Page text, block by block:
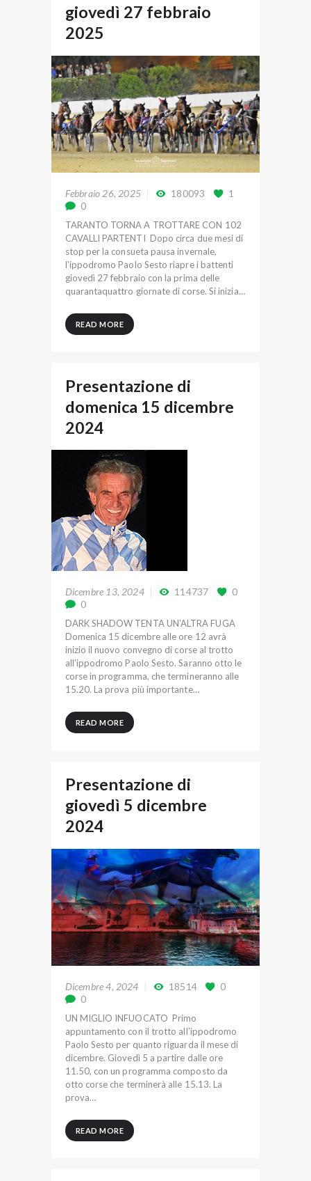
giovedì 27 febbraio
2025
Febbraio 26, 2025 180093
1
0
TARANTO TORNA A TROTTARE CON 102
CAVALLI PARTENTI Dopo circa due mesi di
stop per la consueta pausa invernale,
l’ippodromo Paolo Sesto riapre i battenti
giovedì 27 febbraio con la prima delle
quarantaquattro giornate di corse. Si inizia…
READ MORE
Presentazione di
domenica 15 dicembre
2024
Dicembre 13, 2024 114737
0
0
DARK SHADOW TENTA UN’ALTRA FUGA
Domenica 15 dicembre alle ore 12 avrà
inizio il nuovo convegno di corse al trotto
all’ippodromo Paolo Sesto. Saranno otto le
corse in programma, che termineranno alle
15.20. La prova più importante…
READ MORE
Presentazione di
giovedì 5 dicembre
2024
Dicembre 4, 2024 18514
0
0
UN MIGLIO INFUOCATO Primo
appuntamento con il trotto all’ippodromo
Paolo Sesto per quanto riguarda il mese di
dicembre. Giovedì 5 a partire dalle ore
11.50, con un programma composto da
otto corse che terminerà alle 15.13. La
prova…
READ MORE